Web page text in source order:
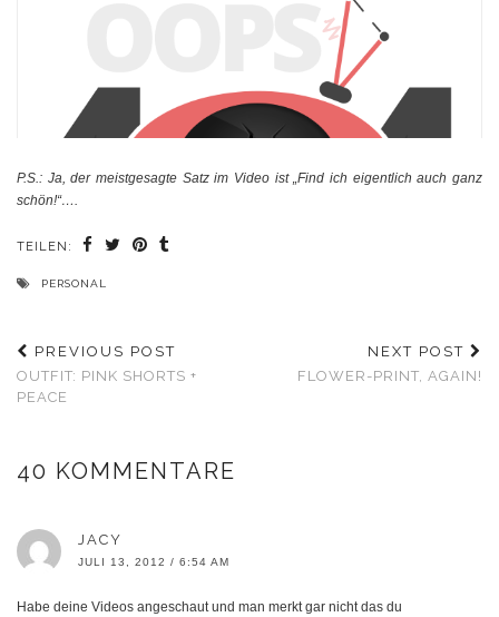
P.S.: Ja, der meistgesagte Satz im Video ist „Find ich eigentlich auch ganz
schön!“….
TEILEN:
PERSONAL
PREVIOUS POST
OUTFIT: PINK SHORTS +
PEACE
NEXT POST
FLOWER-PRINT, AGAIN!
40 KOMMENTARE
JACY
JULI 13, 2012 / 6:54 AM
Habe deine Videos angeschaut und man merkt gar nicht das du